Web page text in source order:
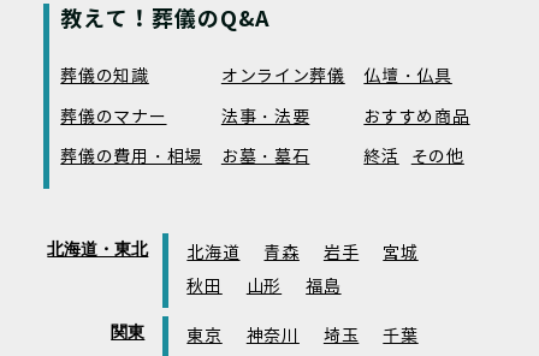
教えて！葬儀のQ&A
葬儀の知識 オンライン葬儀
仏壇・仏具
葬儀のマナー
法事・法要
おすすめ商品
葬儀の費用・相場
お墓・墓石 終活 その他
北海道・東北 北海道 青森 岩手
宮城
秋田
山形 福島
関東 東京 神奈川 埼玉
千葉